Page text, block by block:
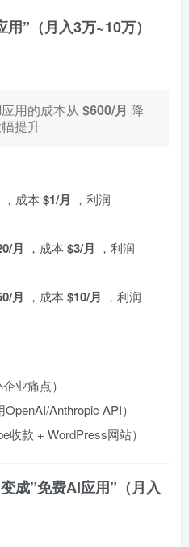
”（月入3万~10万）
用的成本从 $600/月 降
提升
，成本 $1/月 ，利润
月 ，成本 $3/月 ，利润
月 ，成本 $10/月 ，利润
业痛点）
Anthropic API）
收款 + WordPress网站）
成”免费AI应用”（月入